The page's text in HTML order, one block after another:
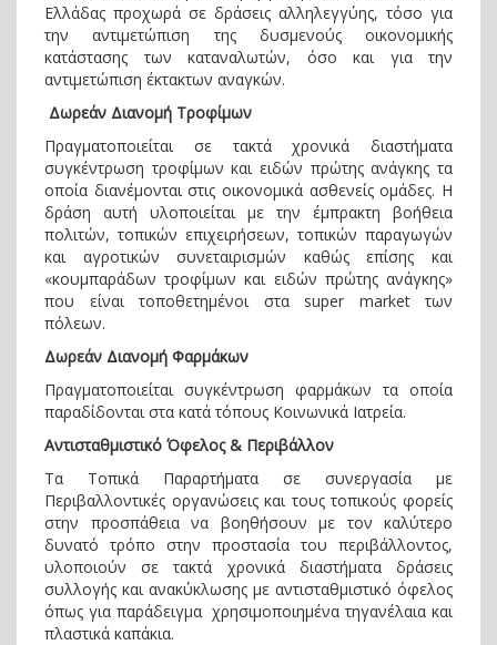
Ελλάδας προχωρά σε δράσεις αλληλεγγύης, τόσο για
την αντιμετώπιση της δυσμενούς οικονομικής
κατάστασης των καταναλωτών, όσο και για την
αντιμετώπιση έκτακτων αναγκών.
Δωρεάν Διανομή Τροφίμων
Πραγματοποιείται σε τακτά χρονικά διαστήματα
συγκέντρωση τροφίμων και ειδών πρώτης ανάγκης τα
οποία διανέμονται στις οικονομικά ασθενείς ομάδες. Η
δράση αυτή υλοποιείται με την έμπρακτη βοήθεια
πολιτών, τοπικών επιχειρήσεων, τοπικών παραγωγών
και αγροτικών συνεταιρισμών καθώς επίσης και
«κουμπαράδων τροφίμων και ειδών πρώτης ανάγκης»
που είναι τοποθετημένοι στα super market των
πόλεων.
Δωρεάν Διανομή Φαρμάκων
Πραγματοποιείται συγκέντρωση φαρμάκων τα οποία
παραδίδονται στα κατά τόπους Κοινωνικά Ιατρεία.
Αντισταθμιστικό Όφελος & Περιβάλλον
Τα Τοπικά Παραρτήματα σε συνεργασία με
Περιβαλλοντικές οργανώσεις και τους τοπικούς φορείς
στην προσπάθεια να βοηθήσουν με τον καλύτερο
δυνατό τρόπο στην προστασία του περιβάλλοντος,
υλοποιούν σε τακτά χρονικά διαστήματα δράσεις
συλλογής και ανακύκλωσης με αντισταθμιστικό όφελος
όπως για παράδειγμα χρησιμοποιημένα τηγανέλαια και
πλαστικά καπάκια.